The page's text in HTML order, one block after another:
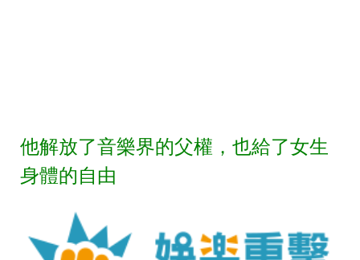
他解放了音樂界的父權，也給了女生
身體的自由